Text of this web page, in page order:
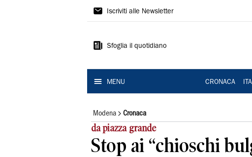
Gazzetta
Modena
Iscriviti alle Newsletter
Sfoglia il quotidiano
MENU CRONACA
Modena Cronaca
da piazza grande
Stop ai “chioschi